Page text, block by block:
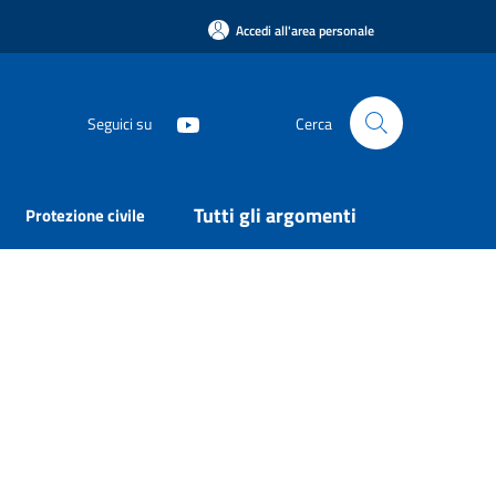
Accedi all'area personale
Seguici su Cerca
Protezione civile Tutti gli argomenti